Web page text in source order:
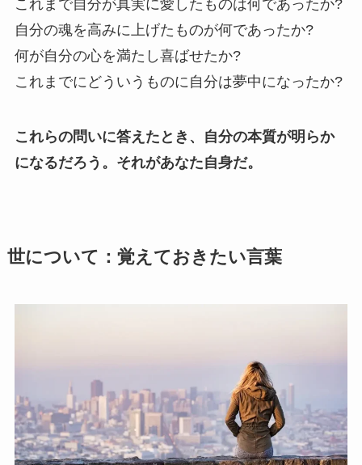
これまで自分が真実に愛したものは何であったか?
自分の魂を高みに上げたものが何であったか?
何が自分の心を満たし喜ばせたか?
これまでにどういうものに自分は夢中になったか?
これらの問いに答えたとき、自分の本質が明らか
になるだろう。それがあなた自身だ。
世について：覚えておきたい言葉